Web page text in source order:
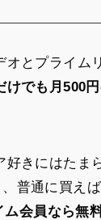
オとプライム
けでも月500
好きにはたま
、普通に買え
会員なら無